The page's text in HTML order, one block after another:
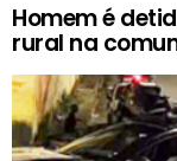
Homem é
rural na